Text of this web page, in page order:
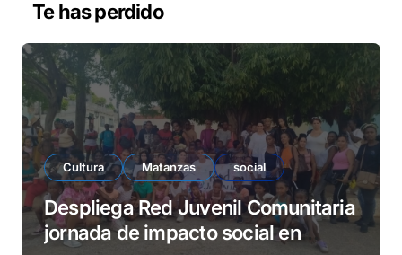
d
e
Te has perdido
Cultura Matanzas social
Despliega Red Juvenil Comunitaria
jornada de impacto social en